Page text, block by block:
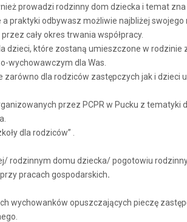
prowadzi rodzinny dom dziecka i temat
praktyki odbywasz możliwie najbliżej
cały okres trwania współpracy.
dzieci, które zostaną umieszczone w rodzinie
wychowawczym dla Was.
zarówno dla rodziców zastępczych jak i dzieci
przez PCPR w Pucku z tematyki
dla rodziców” .
rodzinnym domu dziecka/ pogotowiu
pracach gospodarskich.
wychowanków opuszczających pieczę